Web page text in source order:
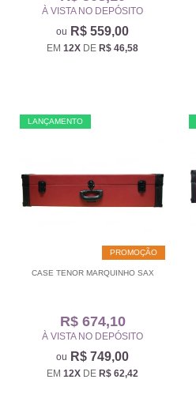
À VISTA NO DEPÓSITO
R$ 559,00
EM 12X DE R$ 46,58
PROMOÇÃO
LANÇAMENTO
CASE TENOR MARQUINHO SAX
R$ 674,10
À VISTA NO DEPÓSITO
R$ 749,00
EM 12X DE R$ 62,42